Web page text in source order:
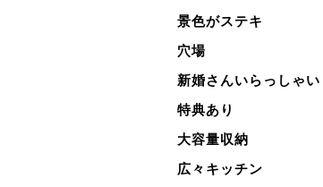
景色がステキ
穴場
新婚さんいらっしゃい
特典あり
大容量収納
広々キッチン